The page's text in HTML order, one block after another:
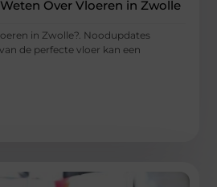
Over Vloeren in Zwolle
in Zwolle?. Noodupdates
de perfecte vloer kan een